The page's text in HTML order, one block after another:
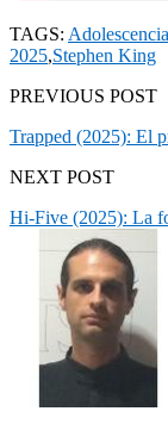
TAGS: Adolescencia
2025,Stephen King
PREVIOUS POST
Trapped (2025): El
NEXT POST
Hi-Five (2025): La